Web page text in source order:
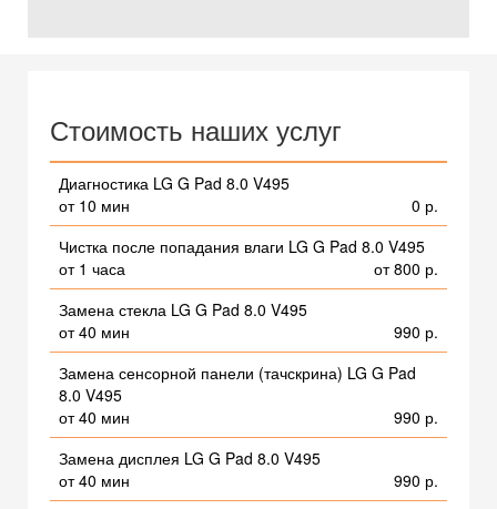
Стоимость наших услуг
Диагностика LG G Pad 8.0 V495
от 10 мин
0 р.
Чистка после попадания влаги LG G Pad 8.0 V495
от 1 часа
от 800 р.
Замена стекла LG G Pad 8.0 V495
от 40 мин
990 р.
Замена сенсорной панели (тачскрина) LG G Pad
8.0 V495
от 40 мин
990 р.
Замена дисплея LG G Pad 8.0 V495
от 40 мин
990 р.